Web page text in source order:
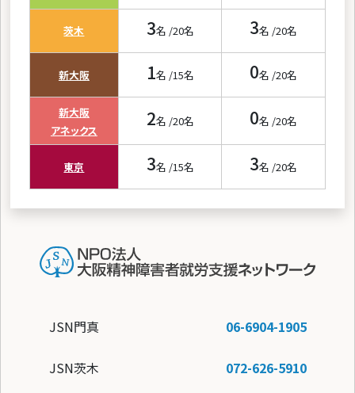
茨木 3名 /20名 3名 /20名
新大阪 1名 /15名 0名 /20名
新大阪
アネックス
2名 /20名 0名 /20名
東京 3名 /15名 3名 /20名
JSN門真 06-6904-1905
JSN茨木 072-626-5910